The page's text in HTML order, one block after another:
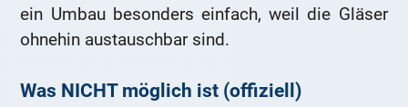
ein Umbau besonders einfach, weil die Gläser
ohnehin austauschbar sind.
Was NICHT möglich ist (offiziell)